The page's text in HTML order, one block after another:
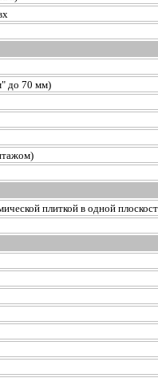
до 70 мм)
плиткой в одной